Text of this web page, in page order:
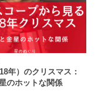
年）のクリスマス：
のホットな関係